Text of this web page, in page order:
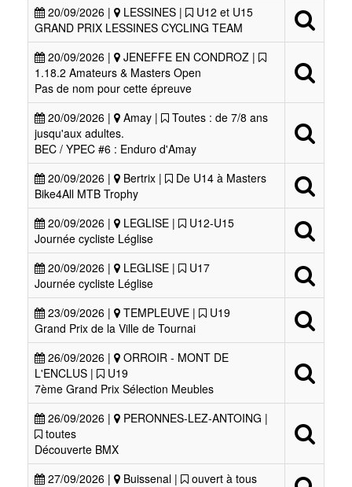
20/09/2026 |
LESSINES |
U12 et U15
GRAND PRIX LESSINES CYCLING TEAM
20/09/2026 |
JENEFFE EN CONDROZ |
1.18.2 Amateurs & Masters Open
Pas de nom pour cette épreuve
20/09/2026 |
Amay |
Toutes : de 7/8 ans
jusqu'aux adultes.
BEC / YPEC #6 : Enduro d'Amay
20/09/2026 |
Bertrix |
De U14 à Masters
Bike4All MTB Trophy
20/09/2026 |
LEGLISE |
U12-U15
Journée cycliste Léglise
20/09/2026 |
LEGLISE |
U17
Journée cycliste Léglise
23/09/2026 |
TEMPLEUVE |
U19
Grand Prix de la Ville de Tournai
26/09/2026 |
ORROIR - MONT DE
L'ENCLUS |
U19
7ème Grand Prix Sélection Meubles
26/09/2026 |
PERONNES-LEZ-ANTOING |
toutes
Découverte BMX
27/09/2026 |
Buissenal |
ouvert à tous